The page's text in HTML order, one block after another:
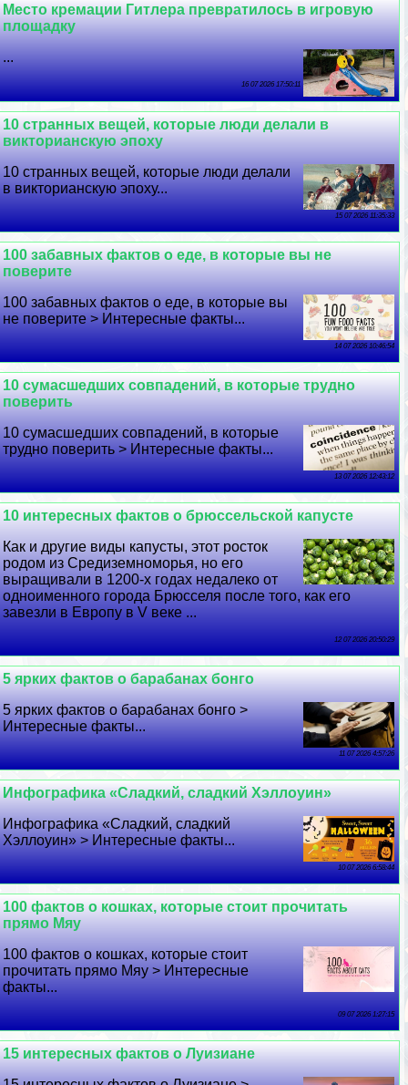
Место кремации Гитлера превратилось в игровую
площадку
...
16 07 2026 17:50:11
10 странных вещей, которые люди делали в
викторианскую эпоху
10 странных вещей, которые люди делали
в викторианскую эпоху...
15 07 2026 11:35:33
100 забавных фактов о еде, в которые вы не
поверите
100 забавных фактов о еде, в которые вы
не поверите > Интересные факты...
14 07 2026 10:46:54
10 cyмacшедших совпадений, в которые трудно
поверить
10 cyмacшедших совпадений, в которые
трудно поверить > Интересные факты...
13 07 2026 12:43:12
10 интересных фактов о брюссельской капусте
Как и другие виды капусты, этот росток
родом из Средиземноморья, но его
выращивали в 1200-х годах недалеко от
одноименного города Брюсселя после того, как его
завезли в Европу в V веке ...
12 07 2026 20:50:29
5 ярких фактов о баpaбанах бонго
5 ярких фактов о баpaбанах бонго >
Интересные факты...
11 07 2026 4:57:26
Инфографика «Сладкий, сладкий Хэллоуин»
Инфографика «Сладкий, сладкий
Хэллоуин» > Интересные факты...
10 07 2026 6:58:44
100 фактов о кошках, которые стоит прочитать
прямо Мяу
100 фактов о кошках, которые стоит
прочитать прямо Мяу > Интересные
факты...
09 07 2026 1:27:15
15 интересных фактов о Луизиане